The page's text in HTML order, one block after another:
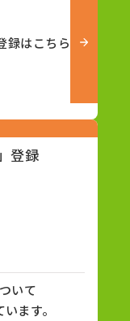
録はこちら
登録
いて
ます。